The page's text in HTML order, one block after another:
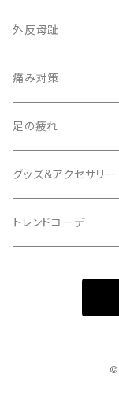
外反母趾
痛み対策
足の疲れ
グッズ＆アクセサリー
トレンドコーデ
©